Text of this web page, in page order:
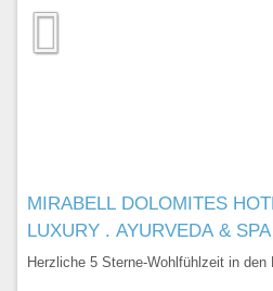
MIRABELL DOLOMITES
LUXURY . AYURVEDA & SPA
Herzliche 5 Sterne-Wohlfühlzeit in den